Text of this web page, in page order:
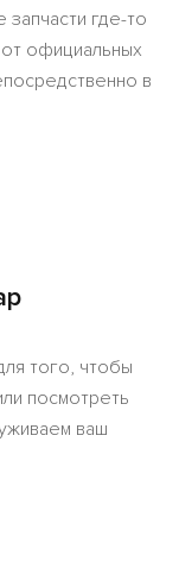
где-то
официальных
в
того, чтобы
посмотреть
ваш